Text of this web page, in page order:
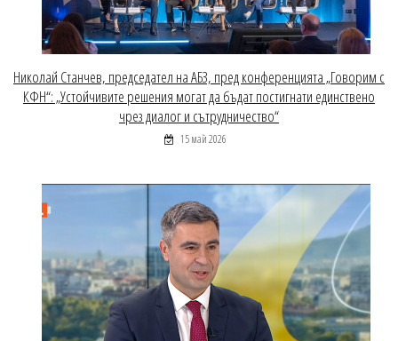
Николай Станчев, председател на АБЗ, пред конференцията „Говорим с
КФН“: „Устойчивите решения могат да бъдат постигнати единствено
чрез диалог и сътрудничество“
15 май 2026